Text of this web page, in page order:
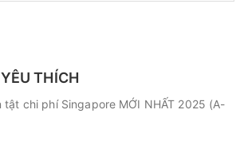
THÍCH
tật chi phí Singapore MỚI NHẤT 2025 (A-